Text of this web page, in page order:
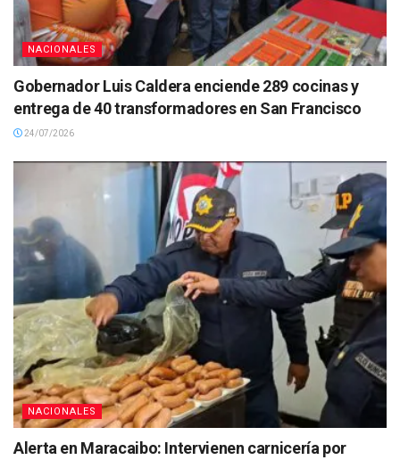
NACIONALES
Gobernador Luis Caldera enciende 289 cocinas y
entrega de 40 transformadores en San Francisco
24/07/2026
NACIONALES
Alerta en Maracaibo: Intervienen carnicería por